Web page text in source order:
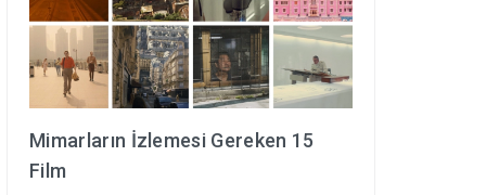
Mimarların İzlemesi Gereken 15
Film